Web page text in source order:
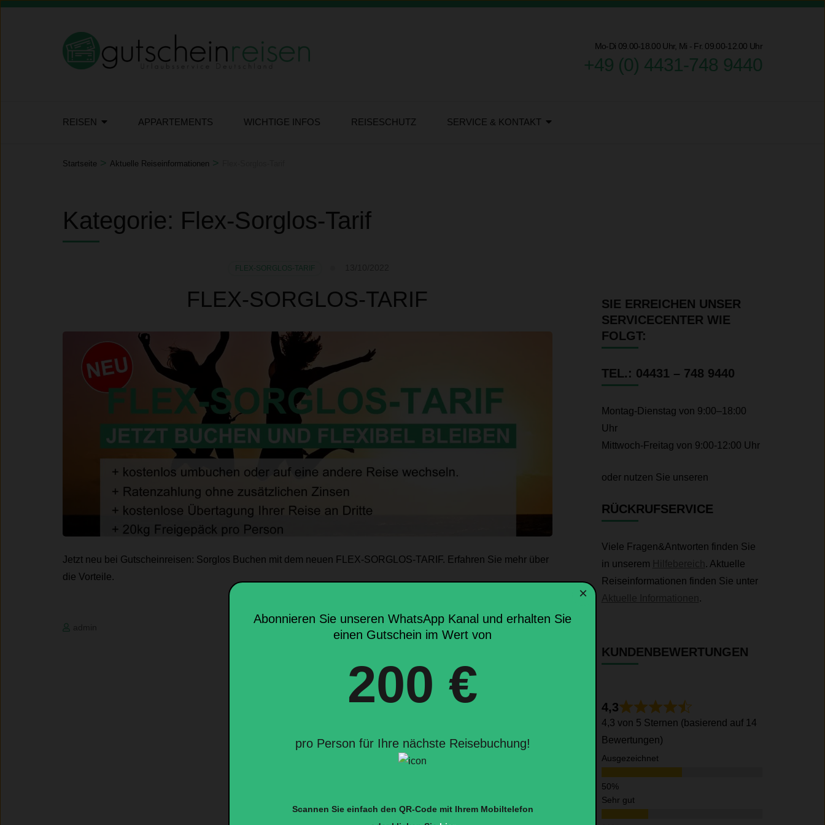
Zum
Mo-Di 09.00-18.00 Uhr, Mi - Fr. 09.00-12.00 Uhr
+49 (0) 4431-748 9440
REISEN APPARTEMENTS WICHTIGE INFOS REISESCHUTZ SERVICE & KONTAKT
Startseite > Aktuelle Reiseinformationen >
Kategorie: Flex-Sorglos-Tarif
FLEX-SORGLOS-TARIF
FLEX-SORGLOS-TARIF
Jetzt neu bei Gutscheinreisen: Sorglos Buchen mit dem neuen FLEX-SORGLOS-TARIF. Erfahren Sie mehr über
die Vorteile.
SIE ERREICHEN UNSER
SERVICECENTER WIE
FOLGT:
TEL.: 04431 – 748 9440
Montag-Dienstag von 9:00–18:00
Uhr
Mittwoch-Freitag von 9:00-12:00 Uhr
oder nutzen Sie unseren
RÜCKRUFSERVICE
Viele Fragen&Antworten finden Sie
in unserem
. Aktuelle
Reiseinformationen finden Sie unter
.
KUNDENBEWERTUNGEN
4,3
4,3 von 5 Sternen (basierend auf 14
Bewertungen)
Ausgezeichnet
Sehr gut
Abonnieren Sie unseren WhatsApp Kanal und erhalten Sie
einen Gutschein im Wert von
200 €
pro Person für Ihre nächste Reisebuchung!
Scannen Sie einfach den QR-Code mit Ihrem Mobiltelefon
×